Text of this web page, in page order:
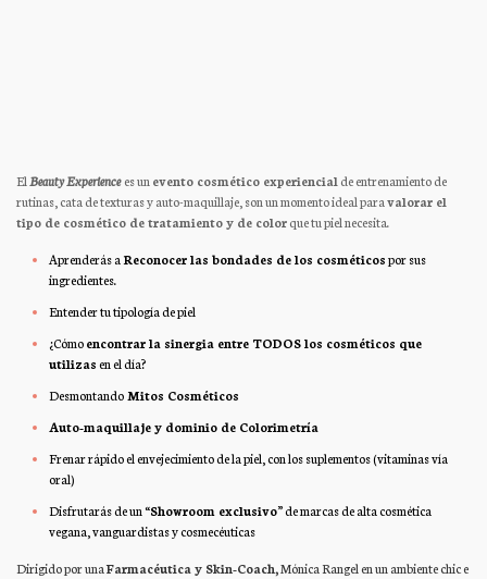
El Beauty Experience es un evento cosmético experiencial de entrenamiento de
rutinas, cata de texturas y auto-maquillaje, son un momento ideal paravalorar el
tipo de cosmético de tratamiento y de colorque tu piel necesita.
Aprenderás a Reconocer las bondades de los cosméticospor sus
ingredientes.
Entender tu tipología de piel
¿Cómoencontrar la sinergia entre TODOS los cosméticos que
utilizasen el día?
Desmontando Mitos Cosméticos
Auto-maquillaje y dominio de Colorimetría
Frenar rápido el envejecimiento de la piel, con los suplementos (vitaminas vía
oral)
Disfrutarás de un “Showroom exclusivo” de marcas de alta cosmética
vegana, vanguardistas y cosmecéuticas
Dirigido porunaFarmacéutica y Skin-Coach,Mónica Rangel en un ambiente chic e